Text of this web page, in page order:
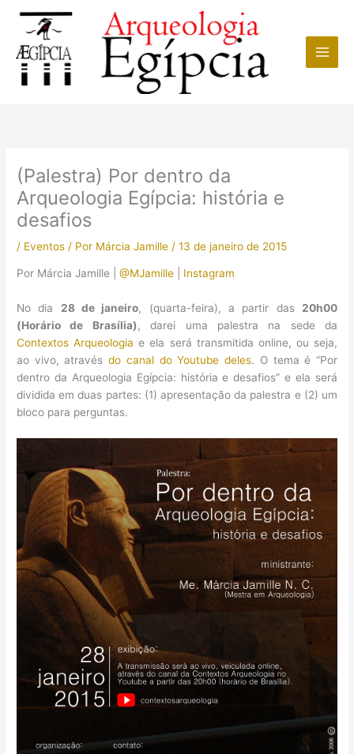
conteúdo
(Palestra) Por dentro da
Arqueologia Egípcia: história e
desafios
/ Eventos / Por Márcia Jamille /13 de janeiro de 2015
Por Márcia Jamille |@MJamille Instagram
No dia 28 de janeiro, (quarta-feira), a partir das 20h00
(Horário de Brasília), darei uma palestra na sede da
Contextos Arqueologia e ela será transmitida online, ou seja,
ao vivo, atravésdo canal do Youtube deles. O tema é “Por
dentro da Arqueologia Egípcia: história e desafios” e ela será
dividida em duas partes: (1) apresentação da palestra e (2) um
bloco para perguntas.